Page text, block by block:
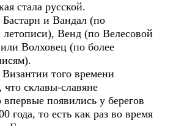
стала русской.
и Вандал (по
Венд (по Велесовой
Волховец (по более
того времени
склавы-славяне
впервые появились у берегов
года, то есть как раз во время